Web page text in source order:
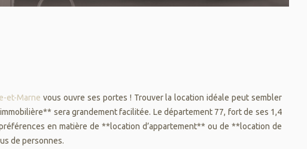
et-Marnevous ouvre ses portes ! Trouver la location idéale peut sembler
sera grandement facilitée. Le département 77, fort de ses 1,4
en matière de **location d’appartement** ou de **location de
de personnes.